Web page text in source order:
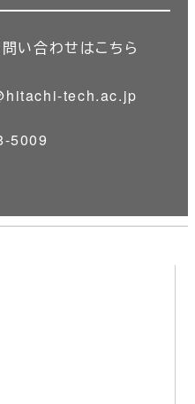
い合わせはこちら
tech.ac.jp
5009